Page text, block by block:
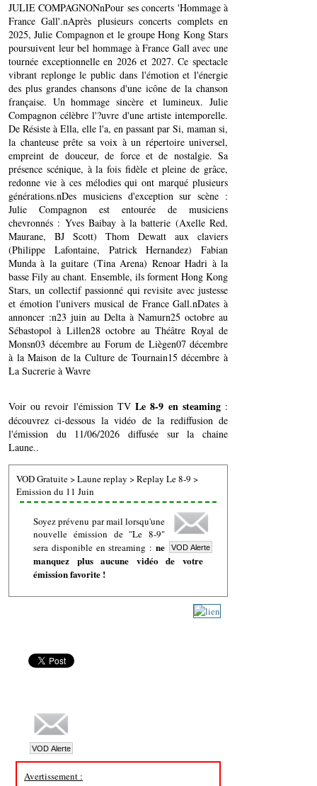
JULIE COMPAGNONnPour ses concerts 'Hommage à
France Gall'.nAprès plusieurs concerts complets en
2025, Julie Compagnon et le groupe Hong Kong Stars
poursuivent leur bel hommage à France Gall avec une
tournée exceptionnelle en 2026 et 2027. Ce spectacle
vibrant replonge le public dans l'émotion et l'énergie
des plus grandes chansons d'une icône de la chanson
française. Un hommage sincère et lumineux. Julie
Compagnon célèbre l'?uvre d'une artiste intemporelle.
De Résiste à Ella, elle l'a, en passant par Si, maman si,
la chanteuse prête sa voix à un répertoire universel,
empreint de douceur, de force et de nostalgie. Sa
présence scénique, à la fois fidèle et pleine de grâce,
redonne vie à ces mélodies qui ont marqué plusieurs
générations.nDes musiciens d'exception sur scène :
Julie Compagnon est entourée de musiciens
chevronnés : Yves Baibay à la batterie (Axelle Red,
Maurane, BJ Scott) Thom Dewatt aux claviers
(Philippe Lafontaine, Patrick Hernandez) Fabian
Munda à la guitare (Tina Arena) Renoar Hadri à la
basse Fily au chant. Ensemble, ils forment Hong Kong
Stars, un collectif passionné qui revisite avec justesse
et émotion l'univers musical de France Gall.nDates à
annoncer :n23 juin au Delta à Namurn25 octobre au
Sébastopol à Lillen28 octobre au Théâtre Royal de
Monsn03 décembre au Forum de Liègen07 décembre
à la Maison de la Culture de Tournain15 décembre à
La Sucrerie à Wavre
Voir ou revoir l'émission TVLe 8-9 en steaming:
découvrez ci-dessous la vidéo de la rediffusion de
l'émission du 11/06/2026 diffusée sur la chaine
Laune..
VOD Gratuite>Laune replay >Replay Le 8-9 >
Emission du 11 Juin
Soyez prévenu par mail lorsqu'une
nouvelle émission de "Le 8-9"
sera disponible en streaming : ne
manquez plus aucune vidéo de votre
émission favorite !
Avertissement :